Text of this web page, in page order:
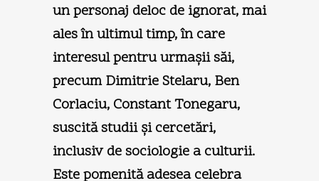
un personaj deloc de ignorat, mai
ales în ultimul timp, în care
interesul pentru urmaşii săi,
precum Dimitrie Stelaru, Ben
Corlaciu, Constant Tonegaru,
suscită studii şi cercetări,
inclusiv de sociologie a culturii.
Este pomenită adesea celebra